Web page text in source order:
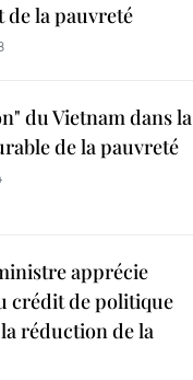
la pauvreté
du Vietnam dans la
de la pauvreté
apprécie
crédit de politique
réduction de la